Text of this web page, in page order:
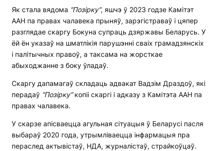
Як стала вядома “Позірку”, яшчэ ў 2023 годзе Камітэт
ААН па правах чалавека прыняў, зарэгістраваў і цяпер
разглядае скаргу Бокуна супраць дзяржавы Беларусь. У
ёй ён указаў на шматлікія парушэнні сваіх грамадзянскіх
і палітычных правоў, а таксама на жорсткае
абыходжанне з боку ўладаў.
Скаргу дапамагаў складаць адвакат Вадзім Драздоў, які
перадаў “Позірку”копіі скаргі і адказу з Камітэта ААН па
правах чалавека.
У скарзе апісваецца агульная сітуацыя ў Беларусі пасля
выбараў 2020 года, утрымліваецца інфармацыя пра
пераслед актывістаў, НДА, журналістаў, страйкоўцаў.